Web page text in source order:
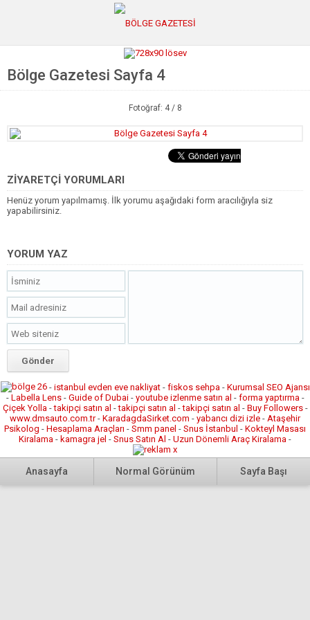
GÜNCEL
Polis & Adliye
EKONOMİ
YAZARLAR
Kültür & Sanat
EĞİTİM
Müzik & Magazin
Bölge Gazetesi Sayfa 4
Fotoğraf: 4 / 8
ZİYARETÇİ YORUMLARI
Henüz yorum yapılmamış. İlk yorumu aşağıdaki form aracılığıyla siz
yapabilirsiniz.
YORUM YAZ
- istanbul evden eve nakliyat- fiskos sehpa- Kurumsal SEO Ajansı
- Labella Lens- Guide of Dubai- youtube izlenme satın al - forma yaptırma-
Çiçek Yolla-takipçi satın al -takipçi satın al -takipçi satın al - Buy Followers-
www.dmsauto.com.tr- KaradagdaSirket.com - yabancı dizi izle - Ataşehir
Psikolog - Hesaplama Araçları - Smm panel - Snus İstanbul - Kokteyl Masası
Kiralama - kamagra jel - Snus Satın Al - Uzun Dönemli Araç Kiralama -
Anasayfa Normal Görünüm Sayfa Başı